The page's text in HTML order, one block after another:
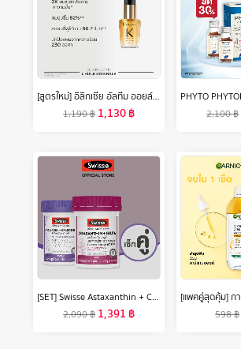
[สูตรใหม่] อิลิกเซีย อัลทีม ออยล์สกัดจากดอกคามิลเลียล้ำค่า สูตรใหม่เนื้อออยล์บางเบา เพื่อผมนุ่ม เปล่งประกายเงางามขึ้น 2 เท่า ขวดเล็ก 30มล. ELIXIR ULTIME OIL FROM WILD FRENCH CAMELLIA FOR SMOOTHER HAIR AND 2X MORE SHINE MINI BOTTLE 30ML
1,190฿ 1,130฿
2,100฿
[SET] Swisse Astaxanthin + Collagen สวิสเซ เซทผิวไบร์ท อิ่มฟู กระชับ
2,090฿ 1,391 ฿
598฿